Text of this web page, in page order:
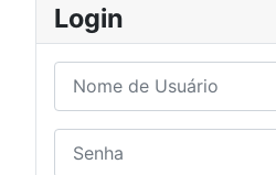
Login
Nome de Usuário